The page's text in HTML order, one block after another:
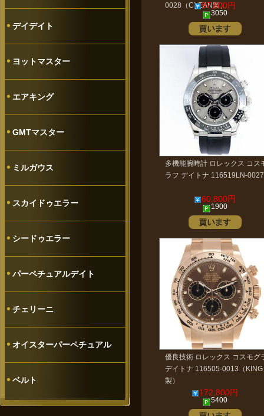
デイデイト
ヨットマスター
エアキング
GMTマスター
ミルガウス
スカイドゥエラー
シードゥエラー
パーペチュアルデイト
チェリーニ
オイスターパーペチュアル
ベルト
0028（CLEAN製）
97,600円
3050
多機能腕時計 ロレックス コス
ラフ デイトナ 116519LN-0027
60,800円
1900
優良技術 ロレックス コスモグ
デイトナ 116505-0013（KING
製）
172,800円
5400